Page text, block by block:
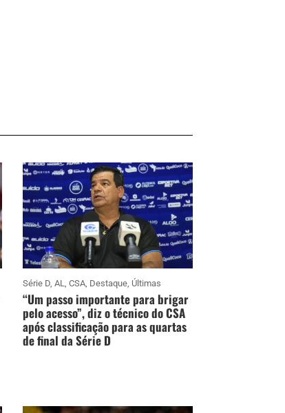
Série D,AL,CSA, Destaque, Últimas
“Um passo importante para brigar
pelo acesso”, diz o técnico do CSA
após classificação para as quartas
de final da Série D